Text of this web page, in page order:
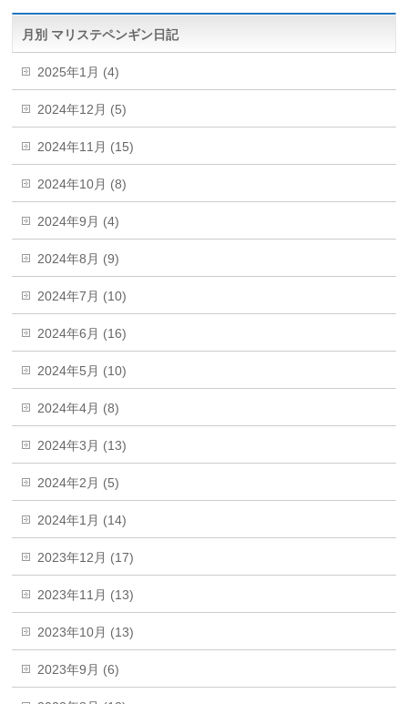
月別 マリステペンギン日記
2025年1月 (4)
2024年12月 (5)
2024年11月 (15)
2024年10月 (8)
2024年9月 (4)
2024年8月 (9)
2024年7月 (10)
2024年6月 (16)
2024年5月 (10)
2024年4月 (8)
2024年3月 (13)
2024年2月 (5)
2024年1月 (14)
2023年12月 (17)
2023年11月 (13)
2023年10月 (13)
2023年9月 (6)